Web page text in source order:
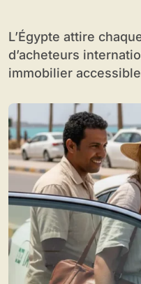
L’Égypte attire chaque année davantage
d’acheteurs
immobilier